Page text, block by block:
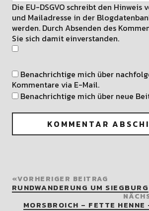
Die EU-DSGVO schreibt den Hinweis
und Mailadresse in der
werden. Durch Absenden des
Sie sich damit einverstanden.
Benachrichtige mich über
Kommentare via E-Mail.
Benachrichtige mich über neue
VORHERIGER BEITRAG
RUNDWANDERUNG UM SIEGBURG
MORSBROICH – FETTE HENNE